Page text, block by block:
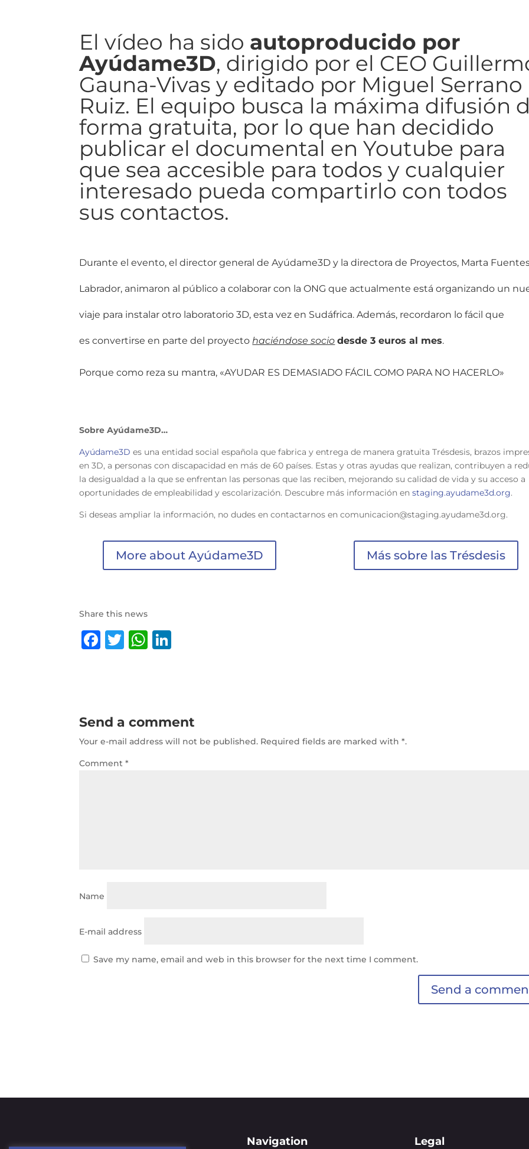
El vídeo ha sido autoproducido por
Ayúdame3D, dirigido por el CEO
Gauna-Vivas y editado por Miguel Serrano
Ruiz. El equipo busca la máxima difusión
forma gratuita, por lo que han decidido
publicar el documental en Youtube para
que sea accesible para todos y cualquier
interesado pueda compartirlo con todos
sus contactos.
Durante el evento, el director general de Ayúdame3D y la directora de Proyectos, Marta
Labrador, animaron al público a colaborar con la ONG que actualmente está organizando un
viaje para instalar otro laboratorio 3D, esta vez en Sudáfrica.Además, recordaron lo fácil que
esconvertirse en parte del proyecto haciéndose socio desde 3 euros al mes.
Porque como reza su mantra, «AYUDAR ES DEMASIADO FÁCIL COMO PARA NO HACERLO»
Sobre Ayúdame3D…
Ayúdame3D es una entidad social española que fabrica y entrega de manera gratuita Trésdesis, brazos
en 3D, a personas con discapacidad en más de 60 países. Estas y otras ayudas que realizan, contribuyen a
la desigualdad a la que se enfrentan las personas que las reciben, mejorando su calidad de vida y su acceso a
oportunidades de empleabilidad y escolarización. Descubre más información enstaging.ayudame3d.org.
Si deseas ampliar la información, no dudes en contactarnos encomunicacion@staging.ayudame3d.org.
More about Ayúdame3D Más sobre las Trésdesis
Share this news
F
b
o
k
T
r
W
A
p
dI
n
Send a comment
Your e-mail address will not be published. Required fields are marked with*.
Comment*
Name
E-mail address
Save my name, email and web in this browser for the next time I comment.
Navigation Legal